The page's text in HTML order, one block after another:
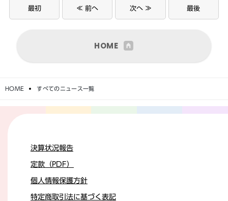
最初 ≪ 前へ 次へ ≫ 最後
HOME
HOME すべてのニュース一覧
決算状況報告
定款（PDF）
個人情報保護方針
特定商取引法に基づく表記